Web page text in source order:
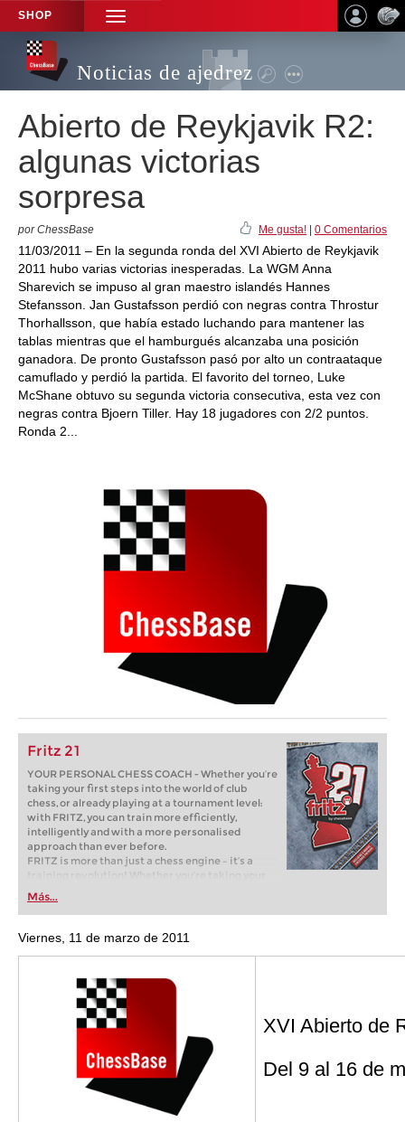
SHOP
TOGGLE
NAVIGATION
Noticias de ajedrez
Abierto de Reykjavik R2:
algunas victorias
sorpresa
por ChessBase Me gusta! 0 Comentarios
11/03/2011 – En la segunda ronda del XVI Abierto de Reykjavik
2011 hubo varias victorias inesperadas. La WGM Anna
Sharevich se impuso al gran maestro islandés Hannes
Stefansson. Jan Gustafsson perdió con negras contra Throstur
Thorhallsson, que había estado luchando para mantener las
tablas mientras que el hamburgués alcanzaba una posición
ganadora. De pronto Gustafsson pasó por alto un contraataque
camuflado y perdió la partida. El favorito del torneo, Luke
McShane obtuvo su segunda victoria consecutiva, esta vez con
negras contra Bjoern Tiller. Hay 18 jugadores con 2/2 puntos.
Ronda 2...
Fritz 21
YOUR PERSONAL CHESS COACH - Whether you’re
taking your first steps into the world of club
chess, or already playing at a tournament level:
with FRITZ, you can train more efficiently,
intelligently and with a more personalised
approach than ever before.
FRITZ is more than just a chess engine – it’s a
training revolution! Whether you’re taking your
first steps into the world of club chess, or already
playing at a tournament level: with FRITZ, you can
train more efficiently, intelligently and with a
more personalised approach than ever before.
Más...
Viernes, 11 de marzo de 2011
XVI Abierto de
Del 9 al 16 de